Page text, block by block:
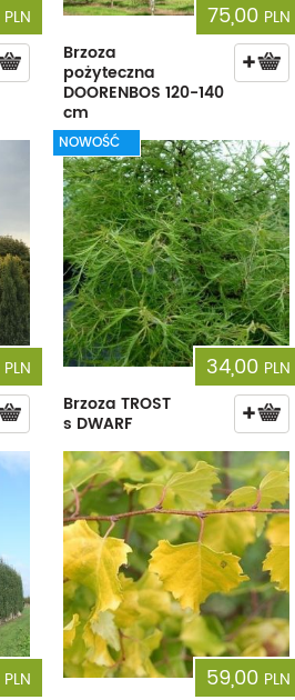
PLN
75,00 PLN
Brzoza
pożyteczna
DOORENBOS 120-140
cm
PLN
NOWOŚĆ
34,00 PLN
Brzoza TROST
s DWARF
PLN
59,00 PLN